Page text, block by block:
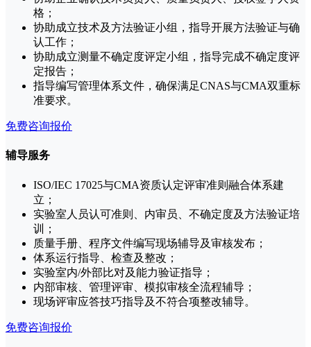
格；
协助成立技术及方法验证小组，指导开展方法验证与确
认工作；
协助成立测量不确定度评定小组，指导完成不确定度评
定报告；
指导编写管理体系文件，确保满足CNAS与CMA双重标
准要求。
免费咨询报价
辅导服务
ISO/IEC 17025与CMA资质认定评审准则融合体系建
立；
实验室人员认可准则、内审员、不确定度及方法验证培
训；
质量手册、程序文件编写现场辅导及审核发布；
体系运行指导、检查及整改；
实验室内/外部比对及能力验证指导；
内部审核、管理评审、模拟审核全流程辅导；
现场评审应答技巧指导及不符合项整改辅导。
免费咨询报价